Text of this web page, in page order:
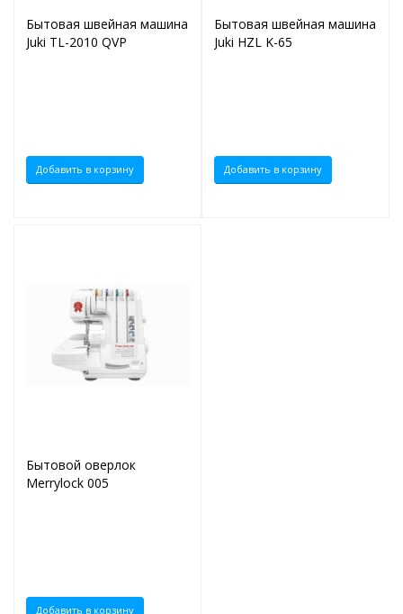
Бытовая швейная машина
Juki TL-2010 QVP
Добавить в корзину
Бытовая швейная машина
Juki HZL K-65
Добавить в корзину
Бытовой оверлок
Merrylock 005
Добавить в корзину